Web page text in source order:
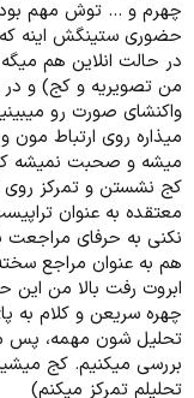
چهرم و ... توش مهم
حضوری ستینگش اینه
در حالت انلاین هم
من تصویریه و کج) و
واکنشای صورت رو
میذاره ر‌وی ارتباط
میشه و صحبت نمیشه
کج نشستن و تمرکز روی
معتقده به عنوان
نکنی به حرفای مراجعت
هم به عنوان مراجع
ابروت رفت بالا من
چهره سریعن و کلام به
تحلیل شون مهمه، پس
بررسی میکنیم. کج
تحلیلم تمرکز میکنم)